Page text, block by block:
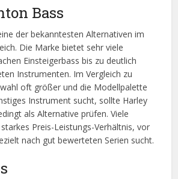
Bass
der bekanntesten Alternativen im
Die Marke bietet sehr viele
Einsteigerbass bis zu deutlich
Instrumenten. Im Vergleich zu
oft größer und die Modellpalette
Instrument sucht, sollte Harley
als Alternative prüfen. Viele
Preis-Leistungs-Verhältnis, vor
nach gut bewerteten Serien sucht.